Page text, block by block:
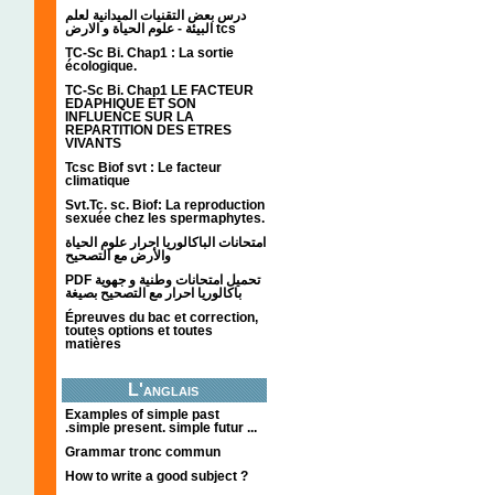
درس بعض التقنيات الميدانية لعلم
البيئة - علوم الحياة و الارض tcs
TC-Sc Bi. Chap1 : La sortie
écologique.
TC-Sc Bi. Chap1 LE FACTEUR
EDAPHIQUE ET SON
INFLUENCE SUR LA
REPARTITION DES ETRES
VIVANTS
Tcsc Biof svt : Le facteur
climatique
Svt.Tc. sc. Biof: La reproduction
sexuée chez les spermaphytes.
امتحانات الباكالوريا احرار علوم الحياة
والأرض مع التصحيح
PDF تحميل امتحانات وطنية و جهوية
باكالوريا احرار مع التصحيح بصيغة
Épreuves du bac et correction,
toutes options et toutes
matières
L'anglais
Examples of simple past
.simple present. simple futur ...
Grammar tronc commun
How to write a good subject ?